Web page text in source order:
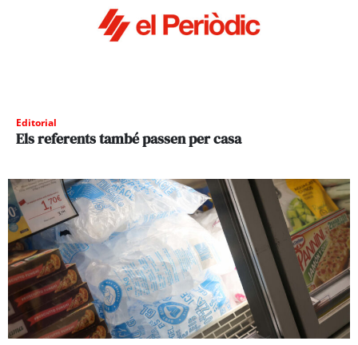
Editorial
Els referents també passen per casa